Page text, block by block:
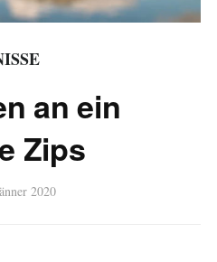
an ein
Zips
2020